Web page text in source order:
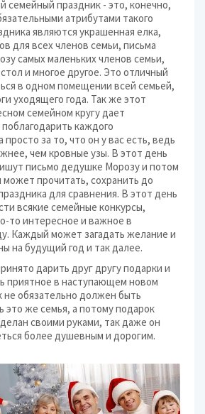
семейный праздник - это, конечно,
атрибутами такого
являются украшенная елка,
для всех членов семьи, письма
самых маленьких членов семьи,
и многое другое. Это отличный
в одном помещении всей семьей,
уходящего года. Так же этот
семейном кругу дает
каждого
за то, что он у вас есть, ведь
чем кровные узы. В этот день
письмо дедушке Морозу и потом
может прочитать, сохранить до
для сравнения. В этот день
всякие семейные конкурсы,
то интересное и важное в
Каждый может загадать желание и
на будущий год и так далее.
дарить друг другу подарки и
приятное в наступающем новом
не обязательно должен быть
это же семья, а потому подарок
своими руками, так даже он
более душевным и дорогим.